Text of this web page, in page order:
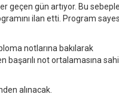
geçen gün artıyor. Bu
ilan etti. Program
notlarına bakılarak
not ortalamasına
alınacak.